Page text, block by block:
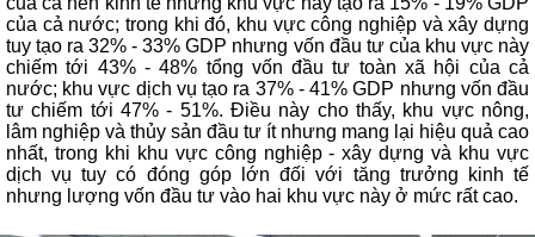
của cả nước; trong khi đó, khu vực công nghiệp và xây dựng
tuy tạo ra 32% - 33% GDP nhưng vốn đầu tư của khu vực này
chiếm tới 43% - 48% tổng vốn đầu tư toàn xã hội của cả
nước; khu vực dịch vụ tạo ra 37% - 41% GDP nhưng vốn đầu
tư chiếm tới 47% - 51%. Điều này cho thấy, khu vực nông,
lâm nghiệp và thủy sản đầu tư ít nhưng mang lại hiệu quả cao
nhất, trong khi khu vực công nghiệp - xây dựng và khu vực
dịch vụ tuy có đóng góp lớn đối với tăng trưởng kinh tế
nhưng lượng vốn đầu tư vào hai khu vực này ở mức rất cao.